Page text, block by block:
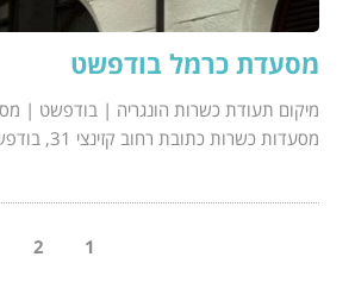
מסעדת כרמל בודפשט
מיקום תעודת כשרות הונגריה | בודפשט |
מסעדות כשרות כתובת רחוב קזינצי 31, בודפשט (ראה מפה מימין)
1
2